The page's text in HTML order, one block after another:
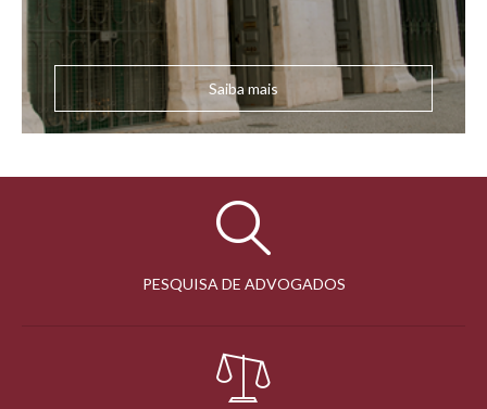
Saiba mais
PESQUISA DE ADVOGADOS